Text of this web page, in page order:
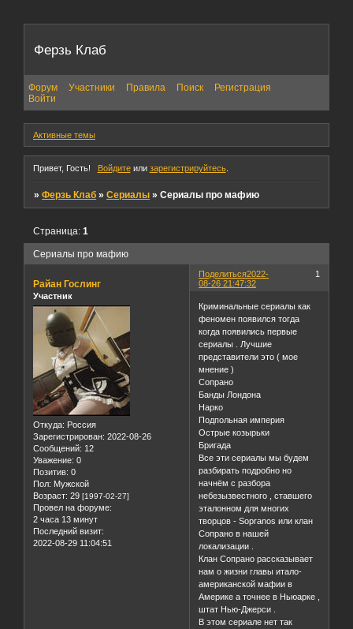
Ферзь Клаб
Форум Участники Правила Поиск
Регистрация
Войти
Активные темы
Привет, Гость! Войдитеили зарегистрируйтесь.
»Ферзь Клаб »Сериалы »Сериалы про мафию
Сериалы про мафию
Страница:1
Поделиться 1
2022-
08-26 21:47:32
Райан Гослинг
Участник
Откуда: Россия
Зарегистрирован: 2022-08-26
Сообщений: 12
Уважение: 0
Позитив: 0
Пол: Мужской
Возраст: 29 [1997-02-27]
Провел на форуме:
2 часа 13 минут
Последний визит:
2022-08-29 11:04:51
Криминальные сериалы как
феномен появился тогда
когда появились первые
сериалы . Лучшие
представители это ( мое
мнение )
Сопрано
Банды Лондона
Нарко
Подпольная империя
Острые козырьки
Бригада
Все эти сериалы мы будем
разбирать подробно но
начнём с разбора
небезызвестного , ставшего
эталонном для многих
творцов - Sopranos или клан
Сопрано в нашей
локализации .
Клан Сопрано рассказывает
нам о жизни главы итало-
американской мафии в
Америке а точнее в Ньюарке ,
штат Нью-Джерси .
В этом сериале нет так